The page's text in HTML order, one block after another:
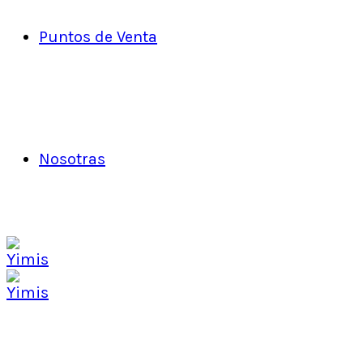
Puntos de Venta
Nosotras